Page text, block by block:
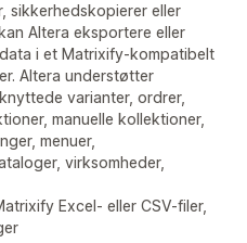
sikkerhedskopierer eller
Altera eksportere eller
i et Matrixify-kompatibelt
Altera understøtter
varianter, ordrer,
manuelle kollektioner,
menuer,
virksomheder,
Excel- eller CSV-filer,